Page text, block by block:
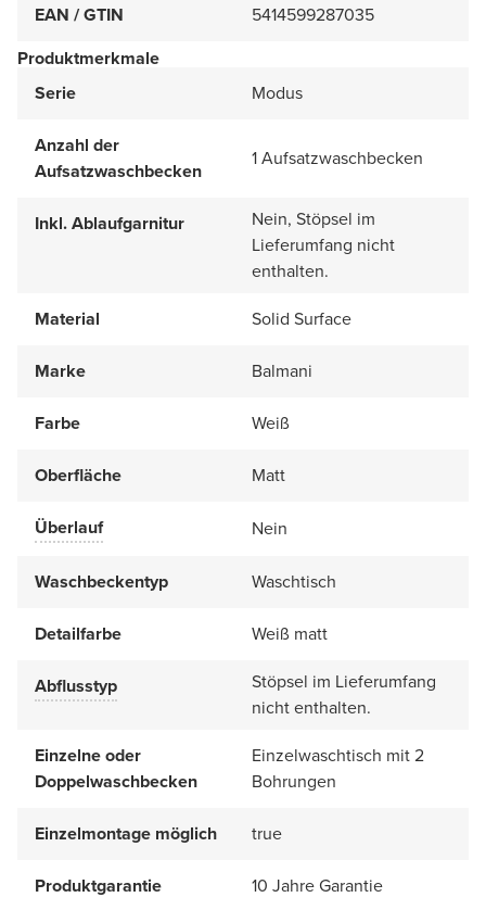
EAN / GTIN
5414599287035
Produktmerkmale
Serie
Modus
Anzahl der
Aufsatzwaschbecken
1 Aufsatzwaschbecken
Inkl. Ablaufgarnitur
Nein, Stöpsel im
Lieferumfang nicht
enthalten.
Material
Solid Surface
Marke Balmani
Farbe Weiß
Oberfläche Matt
Überlauf Nein
Waschbeckentyp Waschtisch
Detailfarbe Weiß matt
Abflusstyp
Stöpsel im Lieferumfang
nicht enthalten.
Einzelne oder
Doppelwaschbecken
Einzelwaschtisch mit 2
Bohrungen
Einzelmontage möglich true
Produktgarantie 10 Jahre Garantie